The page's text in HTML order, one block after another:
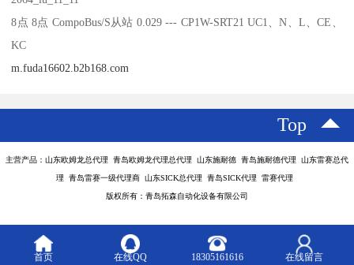
8点 8点 CompoBus/S从站 0.029 --- CP1W-SRT21 UC1、N、L、CE、
KC
m.fuda16602.b2b168.com
Top
主营产品：山东欧姆龙总代理 青岛欧姆龙代理总代理 山东施耐德 青岛施耐德代理 山东雷赛总代
理 青岛雷赛一级代理商 山东SICK总代理 青岛SICK代理 雷赛代理
版权所有：青岛拓森自动化设备有限公司
首页 在线QQ 18305161616 在线留言